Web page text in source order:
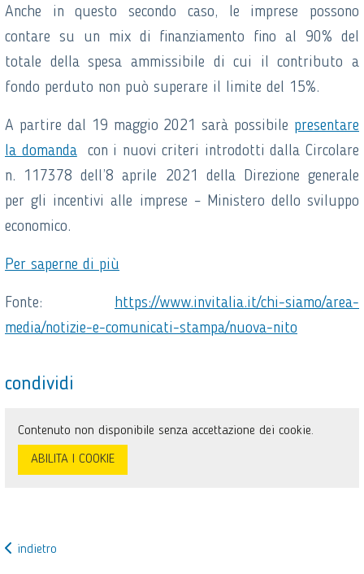
Anche in questo secondo caso, le imprese possono
contare su un mix di finanziamento fino al 90% del
totale della spesa ammissibile di cui il contributo a
fondo perduto non può superare il limite del 15%.
A partire dal 19 maggio 2021 sarà possibile presentare
la domandacon i nuovi criteri introdotti dalla Circolare
n. 117378 dell’8 aprile 2021 della Direzione generale
per gli incentivi alle imprese – Ministero dello sviluppo
economico.
Per saperne di più
Fonte: https://www.invitalia.it/chi-siamo/area-
media/notizie-e-comunicati-stampa/nuova-nito
condividi
Contenuto non disponibile senza accettazione dei cookie.
ABILITA I COOKIE
indietro